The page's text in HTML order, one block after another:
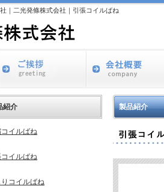
｜二光発條株式会社｜引張コイルばね
製品紹介
紹介
イルばね
コイルばね
コイルばね